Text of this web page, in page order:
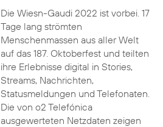
Die Wiesn-Gaudi 2022 ist vorbei. 17
Tage lang strömten
Menschenmassen aus aller Welt
auf das 187. Oktoberfest und teilten
ihre Erlebnisse digital in Stories,
Streams, Nachrichten,
Statusmeldungen und Telefonaten.
Die von o2 Telefónica
ausgewerteten Netzdaten zeigen